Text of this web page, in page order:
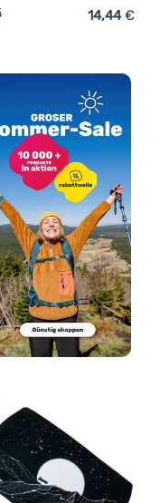
Drexiss Moon
Vergleich
14,44€
Marble'